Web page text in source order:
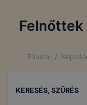
Főoldal /
KERESÉS, SZŰRÉS